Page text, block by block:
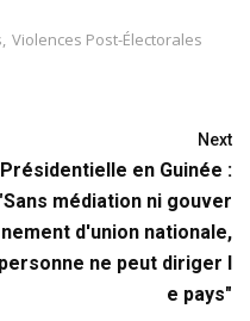
Violences Post-Électorales
Next
Présidentielle en Guinée :
médiation ni gouver
nement d'union nationale,
personne ne peut diriger l
e pays"